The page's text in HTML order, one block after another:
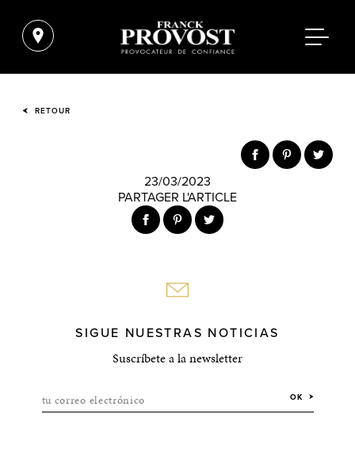
RETOUR
23/03/2023
PARTAGER L'ARTICLE
SIGUE NUESTRAS NOTICIAS
Suscríbete a la newsletter
tu correo electrónico OK